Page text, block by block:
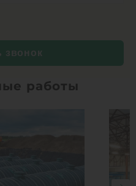
звонок
работы